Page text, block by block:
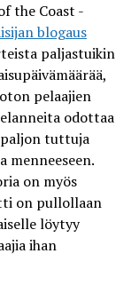
the Coast -
blogaus
paljastuikin
pelaajien
odottaa
paljon tuttuja
menneeseen.
on myös
on pullollaan
löytyy
ihan